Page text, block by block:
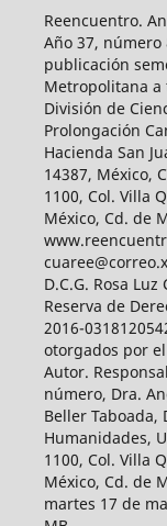
Reencuentro.
Año 37, número
publicación
Metropolitana a
División de
Prolongación
Hacienda San
14387, México,
1100, Col. Villa
México, Cd. de
D.C.G. Rosa
Reserva de
2016-
otorgados por
Autor.
número, Dra.
Beller Taboada,
Humanidades,
1100, Col. Villa
México, Cd. de
martes 17 de